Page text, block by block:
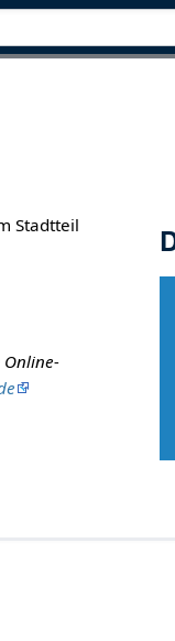
Stadtteil